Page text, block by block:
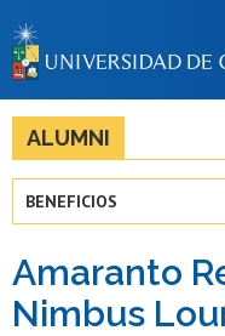
ALUMNI
BENEFICIOS
Amaranto
Nimbus